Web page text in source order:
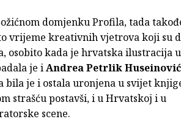
domjenku Profila, tada
vrijeme kreativnih vjetrova koji su
osobito kada je hrvatska ilustracija
je iAndrea Petrlik Huseinović
bila je i ostala uronjena u svijet
strašću postavši, i u Hrvatskoj i u
scene.